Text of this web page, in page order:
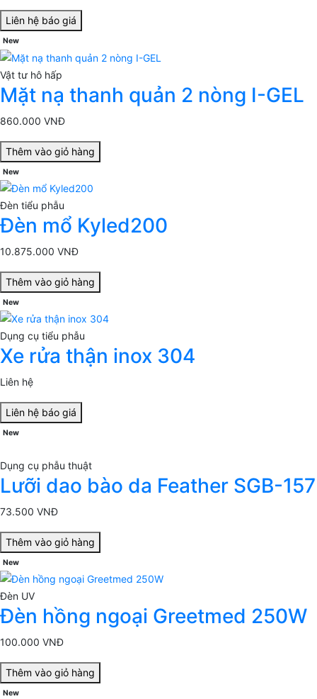
Liên hệ báo giá
New
Vật tư hô hấp
Mặt nạ thanh quản 2 nòng I-GEL
860.000 VNĐ
Thêm vào giỏ hàng
New
Đèn tiểu phẫu
Đèn mổ Kyled200
10.875.000 VNĐ
Thêm vào giỏ hàng
New
Dụng cụ tiểu phẫu
Xe rửa thận inox 304
Liên hệ
Liên hệ báo giá
New
Dụng cụ phẫu thuật
Lưỡi dao bào da Feather SGB-157
73.500 VNĐ
Thêm vào giỏ hàng
New
Đèn UV
Đèn hồng ngoại Greetmed 250W
100.000 VNĐ
Thêm vào giỏ hàng
New